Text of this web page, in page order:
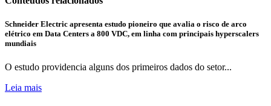
Schneider Electric apresenta estudo pioneiro que avalia o risco de arco
elétrico em Data Centers a 800 VDC, em linha com principais hyperscalers
mundiais
O estudo providencia alguns dos primeiros dados do setor...
Leia mais